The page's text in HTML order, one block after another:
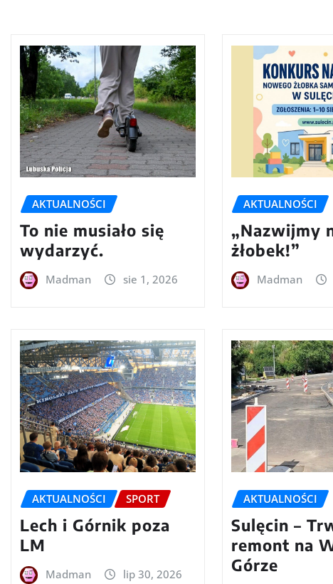
AKTUALNOŚCI
To nie musiało się
wydarzyć.
Madman sie 1, 2026
AKTUALNOŚCI
„Nazwijmy
żłobek!”
Madman
AKTUALNOŚCI SPORT
Lech i Górnik poza
LM
Madman lip 30, 2026
AKTUALNOŚCI
Sulęcin –
remont na
Górze